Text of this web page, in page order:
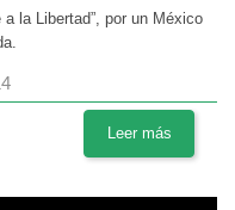
la Libertad”, por un México
Leer más